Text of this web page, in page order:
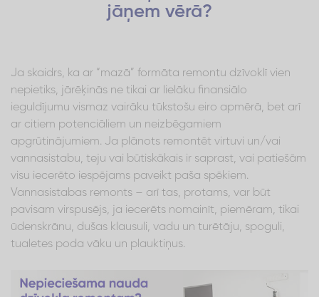
jāņem vērā?
Ja skaidrs, ka ar “mazā” formāta remontu dzīvoklī vien
nepietiks, jārēķinās ne tikai ar lielāku finansiālo
ieguldījumu vismaz vairāku tūkstošu eiro apmērā, bet arī
ar citiem potenciāliem un neizbēgamiem
apgrūtinājumiem. Ja plānots remontēt virtuvi un/vai
vannasistabu, teju vai būtiskākais ir saprast, vai patiešām
visu iecerēto iespējams paveikt paša spēkiem.
Vannasistabas remonts – arī tas, protams, var būt
pavisam virspusējs, ja iecerēts nomainīt, piemēram, tikai
ūdenskrānu, dušas klausuli, vadu un turētāju, spoguli,
tualetes poda vāku un plauktiņus.